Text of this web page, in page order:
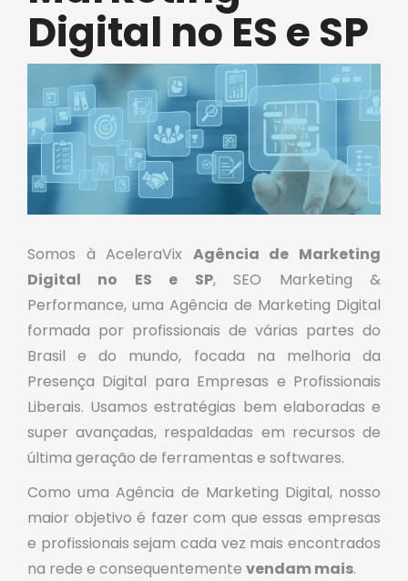
Digital no ES e SP
Somos à AceleraVix Agência de Marketing
Digital no ES e SP, SEO Marketing &
Performance, uma Agência de Marketing Digital
formada por profissionais de várias partes do
Brasil e do mundo, focada na melhoria da
Presença Digital para Empresas e Profissionais
Liberais. Usamos estratégias bem elaboradas e
super avançadas, respaldadas em recursos de
última geração de ferramentas e softwares.
Como uma Agência de Marketing Digital, nosso
maior objetivo é fazer com que essas empresas
e profissionais sejam cada vez mais encontrados
na rede e consequentemente vendam mais.